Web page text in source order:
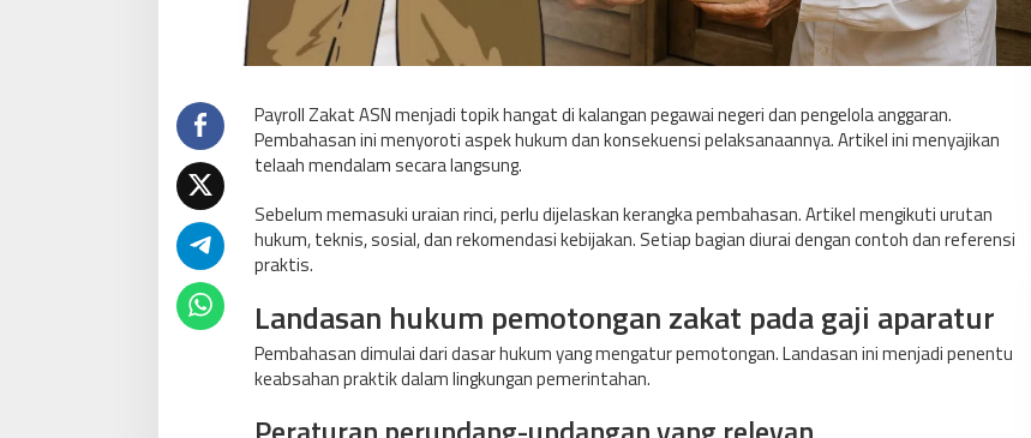
Payroll Zakat ASN menjadi topik hangat di kalangan pegawai negeri dan pengelola anggaran.
Pembahasan ini menyoroti aspek hukum dan konsekuensi pelaksanaannya. Artikel ini menyajikan
telaah mendalam secara langsung.
Sebelum memasuki uraian rinci, perlu dijelaskan kerangka pembahasan. Artikel mengikuti urutan
hukum, teknis, sosial, dan rekomendasi kebijakan. Setiap bagian diurai dengan contoh dan referensi
praktis.
Landasan hukum pemotongan zakat pada gaji aparatur
Pembahasan dimulai dari dasar hukum yang mengatur pemotongan. Landasan ini menjadi penentu
keabsahan praktik dalam lingkungan pemerintahan.